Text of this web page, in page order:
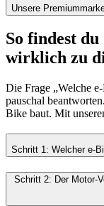
Unsere
So findest
wirklich zu
Die Frage „Welche
pauschal
Bike baut. Mit
Schritt 1: Welcher e-
Schritt 2: Der Motor-